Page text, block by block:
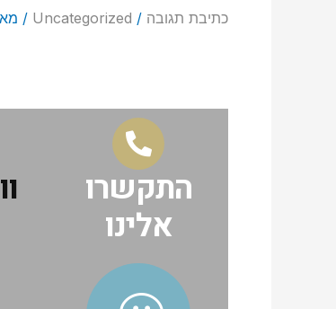
כתיבת תגובה /
Uncategorized
/
התקשרו
אלינו